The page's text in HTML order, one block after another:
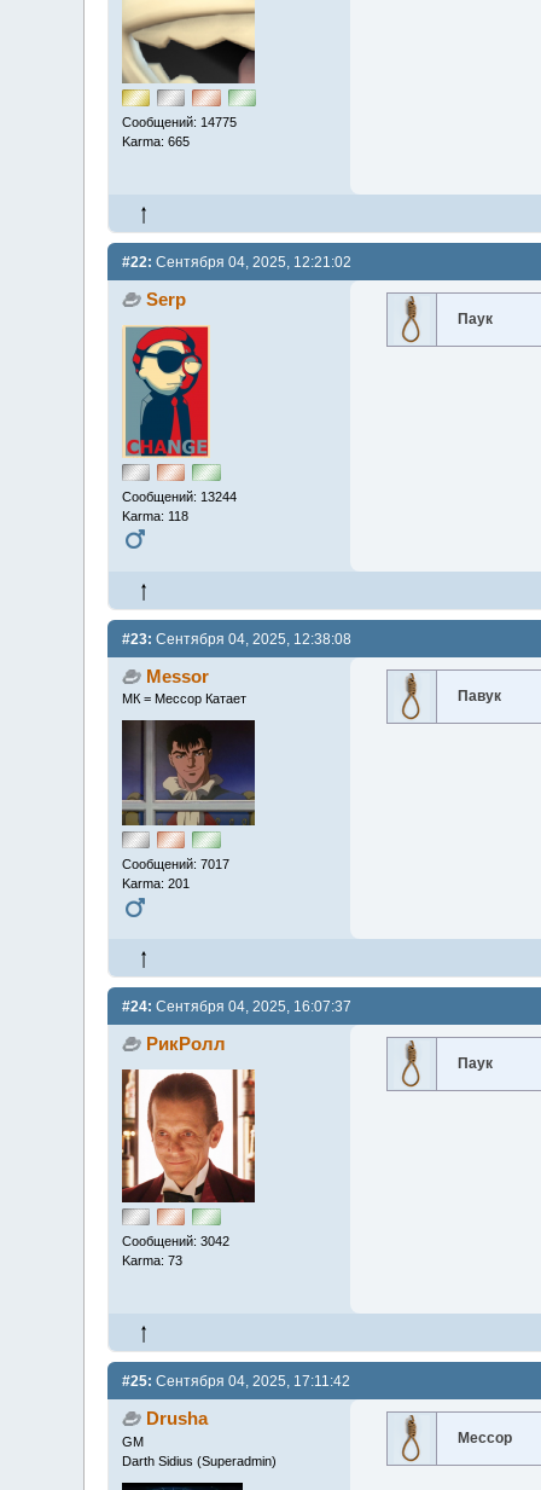
Сообщений: 14775
Karma: 665
#22: Сентября 04, 2025, 12:21:02
Serp
Сообщений: 13244
Karma: 118
Паук
#23: Сентября 04, 2025, 12:38:08
Messor
МК = Мессор Катает
Сообщений: 7017
Karma: 201
Павук
#24: Сентября 04, 2025, 16:07:37
РикРолл
Сообщений: 3042
Karma: 73
Паук
#25: Сентября 04, 2025, 17:11:42
Drusha
GM
Darth Sidius (Superadmin)
Мессор